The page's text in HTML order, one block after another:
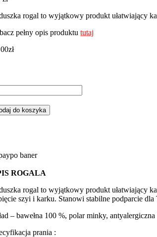
rogal to wyjątkowy produkt ułatwiający
pełny opis produktututaj
zł
do koszyka
ROGALA
rogal to wyjątkowy produkt ułatwiający
szyi i karku. Stanowi stabilne podparcie
– bawełna 100 %, polar minky,
prania :